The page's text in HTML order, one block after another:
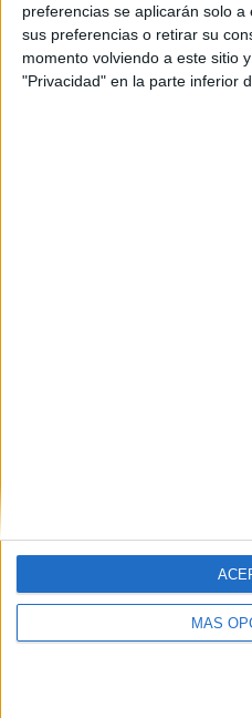
preferencias se aplicarán solo
sus preferencias o retirar su
momento volviendo a este sitio
"Privacidad" en la parte inferior
MÁS
La Ciudad
Mercado
POR ISABEL